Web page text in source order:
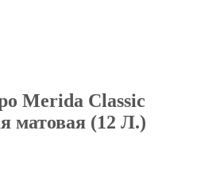
Merida Classic
матовая (12 Л.)